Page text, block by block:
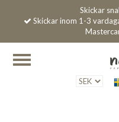
Skickar
Skickar inom 1-3